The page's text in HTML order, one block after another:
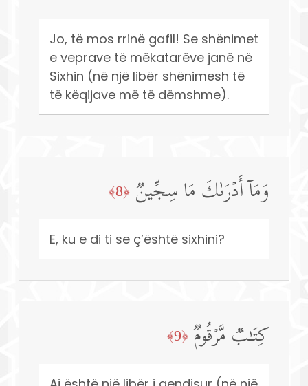
Jo, të mos rrinë gafil! Se shënimet
e veprave të mëkatarëve janë në
Sixhin (në një libër shënimesh të
të këqijave më të dëmshme).
وَمَاۤ أَدۡرَىٰكَ مَا سِجِّینࣱ ﴿8﴾
E, ku e di ti se ç’është sixhini?
كِتَـٰبࣱ مَّرۡقُومࣱ ﴿9﴾